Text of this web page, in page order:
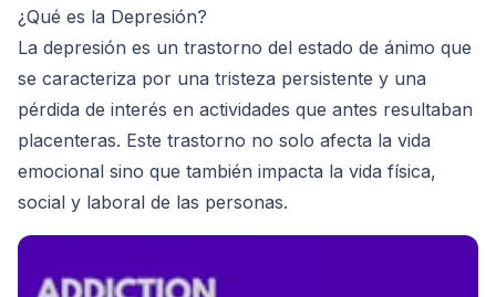
¿Qué es la Depresión?
La depresión es un trastorno del estado de ánimo que
se caracteriza por una tristeza persistente y una
pérdida de interés en actividades que antes resultaban
placenteras. Este trastorno no solo afecta la vida
emocional sino que también impacta la vida física,
social y laboral de las personas.